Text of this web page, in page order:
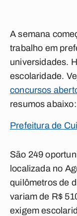
A semana
trabalho em
universidades.
escolaridade.
concursos
resumos abaixo:
Prefeitura de
São 249
localizada no
quilômetros de
variam de R$
exigem